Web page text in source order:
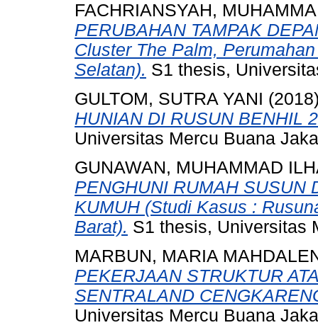
FACHRIANSYAH,
PERUBAHAN TAMPAK
Cluster The Palm,
Selatan). S1 thesis,
GULTOM, SUTRA YANI
HUNIAN DI RUSUN BENHIL
Universitas Mercu Buana
GUNAWAN, MUHAMMAD
PENGHUNI RUMAH SUSUN
KUMUH (Studi Kasus :
Barat). S1 thesis, Universitas
MARBUN, MARIA
PEKERJAAN STRUKTUR
SENTRALAND
Universitas Mercu Buana